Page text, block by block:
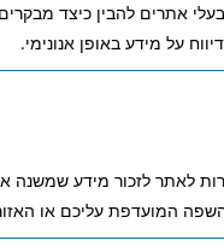
לבעלי אתרים להבין כיצד
על מידע באופן אנונימי.
לאתר לזכור מידע שמשנה
המועדפת עליכם או